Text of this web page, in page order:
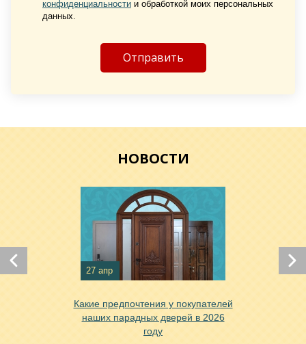
конфиденциальности и обработкой моих персональных
данных.
НОВОСТИ
27 апр
Какие предпочтения у покупателей
наших парадных дверей в 2026
году